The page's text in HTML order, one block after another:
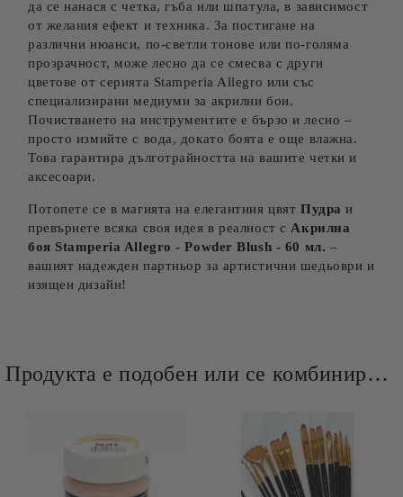
да се нанася с четка, гъба или шпатула, в зависимост
от желания ефект и техника. За постигане на
различни нюанси, по-светли тонове или по-голяма
прозрачност, може лесно да се смесва с други
цветове от серията Stamperia Allegro или със
специализирани медиуми за акрилни бои.
Почистването на инструментите е бързо и лесно –
просто измийте с вода, докато боята е още влажна.
Това гарантира дълготрайността на вашите четки и
аксесоари.
Потопете се в магията на елегантния цвят Пудраи
превърнете всяка своя идея в реалност с Акрилна
боя Stamperia Allegro -Powder Blush - 60 мл. –
вашият надежден партньор за артистични шедьоври и
изящен дизайн!
Продукта е подобен или се комбинира добре и със следните продукти :